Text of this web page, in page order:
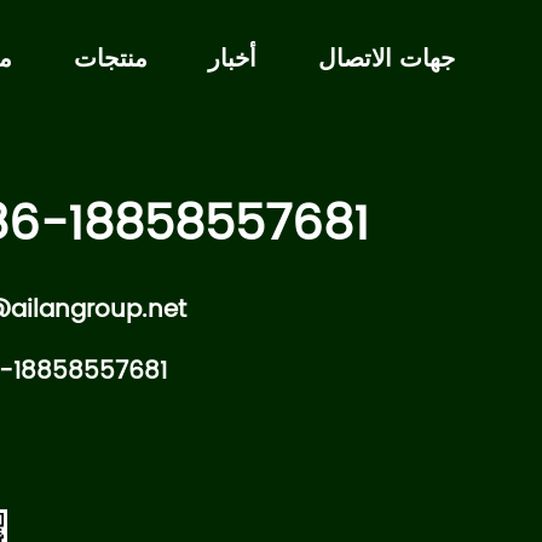
منتجات أخبار جهات الاتصال
18858557681